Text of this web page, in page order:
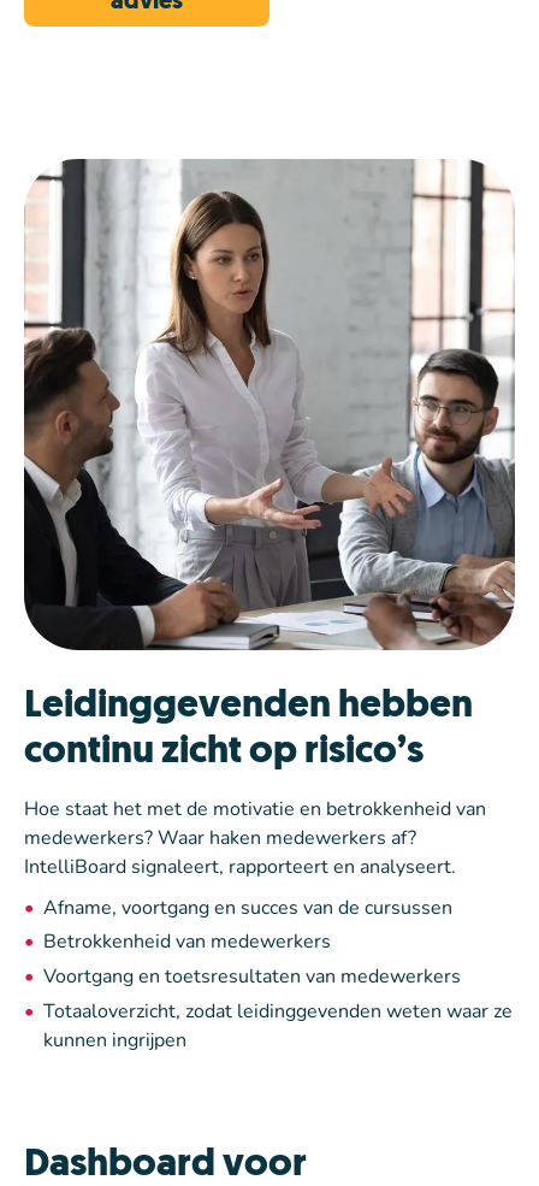
Leidinggevenden hebben
continu zicht op risico’s
Hoe staat het met de motivatie en betrokkenheid van
medewerkers? Waar haken medewerkers af?
IntelliBoard signaleert, rapporteert en analyseert.
Afname, voortgang en succes van de cursussen
Betrokkenheid van medewerkers
Voortgang en toetsresultaten van medewerkers
Totaaloverzicht, zodat leidinggevenden weten waar ze
kunnen ingrijpen
Dashboard voor